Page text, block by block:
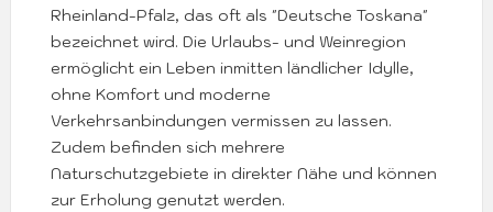
Rheinland-Pfalz, das oft als "Deutsche Toskana"
bezeichnet wird. Die Urlaubs- und Weinregion
ermöglicht ein Leben inmitten ländlicher Idylle,
ohne Komfort und moderne
Verkehrsanbindungen vermissen zu lassen.
Zudem befinden sich mehrere
Naturschutzgebiete in direkter Nähe und können
zur Erholung genutzt werden.